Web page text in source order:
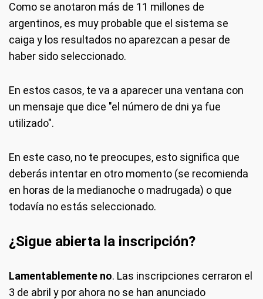
Como se anotaron más de 11 millones de
argentinos, es muy probable que el sistema se
caiga y los resultados no aparezcan a pesar de
haber sido seleccionado.
En estos casos, te va a aparecer una ventana con
un mensaje que dice "el número de dni ya fue
utilizado".
En este caso, no te preocupes, esto significa que
deberás intentar en otro momento (se recomienda
en horas de la medianoche o madrugada) o que
todavía no estás seleccionado.
¿Sigue abierta la inscripción?
Lamentablemente no. Las inscripciones cerraron el
3 de abril y por ahora no se han anunciado